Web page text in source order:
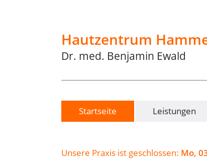
Hautzentrum
Dr. med. Benjamin Ewald
Startseite Leistungen
Unsere Praxis ist geschlossen: Mo,